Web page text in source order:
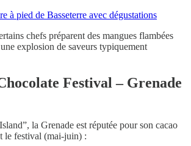
à pied de Basseterre avec dégustations
chefs préparent des mangues flambées
explosion de saveurs typiquement
Festival – Grenade
la Grenade est réputée pour son cacao
le festival (mai-juin) :